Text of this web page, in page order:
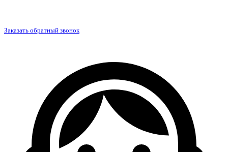
Заказать обратный звонок